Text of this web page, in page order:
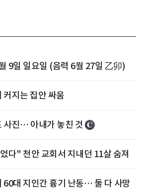
9일 일요일 (음력 6월 27일 乙卯)
커지는 집안 싸움
사진… 아내가 놓친 것
다" 천안 교회서 지내던 11살 숨져
60대 지인간 흉기 난동… 둘 다 사망